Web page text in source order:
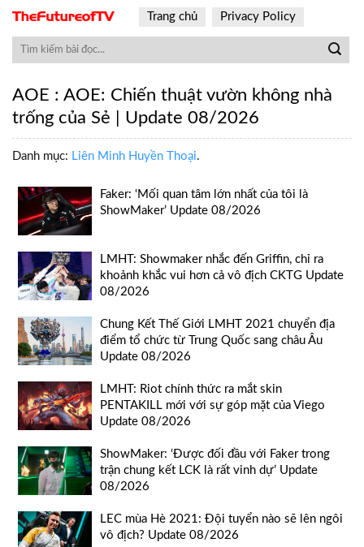
Skip
content
Trang chủ Privacy Policy
AOE : AOE: Chiến thuật vườn không nhà
trống của Sẻ | Update 08/2026
Danh mục: Liên Minh Huyền Thoại.
Faker: ‘Mối quan tâm lớn nhất của tôi là
ShowMaker’ Update 08/2026
LMHT: Showmaker nhắc đến Griffin, chỉ ra
khoảnh khắc vui hơn cả vô địch CKTG Update
08/2026
Chung Kết Thế Giới LMHT 2021 chuyển địa
điểm tổ chức từ Trung Quốc sang châu Âu
Update 08/2026
LMHT: Riot chính thức ra mắt skin
PENTAKILL mới với sự góp mặt của Viego
Update 08/2026
ShowMaker: ‘Được đối đầu với Faker trong
trận chung kết LCK là rất vinh dự’ Update
08/2026
LEC mùa Hè 2021: Đội tuyển nào sẽ lên ngôi
vô địch? Update 08/2026